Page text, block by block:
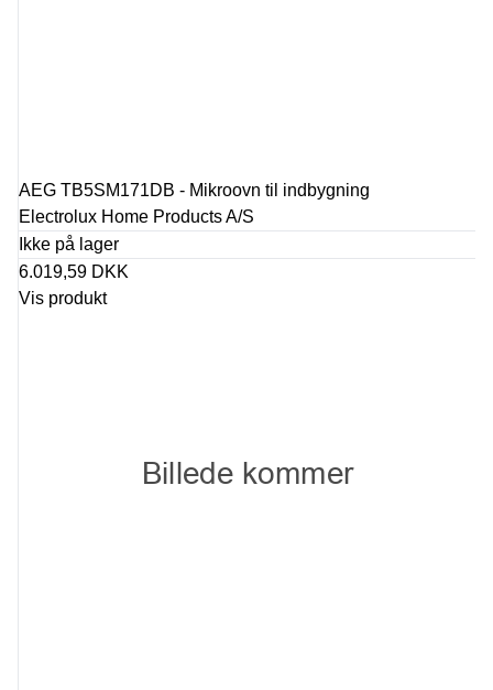
AEG TB5SM171DB - Mikroovn til indbygning
Electrolux Home Products A/S
Ikke på lager
6.019,59 DKK
Vis produkt